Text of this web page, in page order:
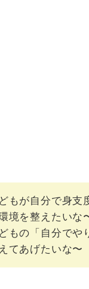
もが自分で身支
境を整えたいな
もの「自分でや
てあげたいな〜